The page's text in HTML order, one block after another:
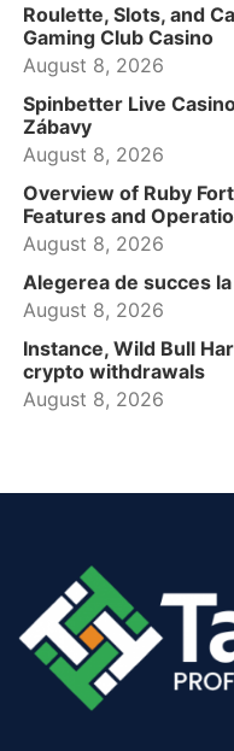
Roulette, Slots, and
Gaming Club Casino
August 8, 2026
Spinbetter Live
Zábavy
August 8, 2026
Overview of Ruby
Features and
August 8, 2026
Alegerea de succes
August 8, 2026
Instance, Wild Bull
crypto withdrawals
August 8, 2026